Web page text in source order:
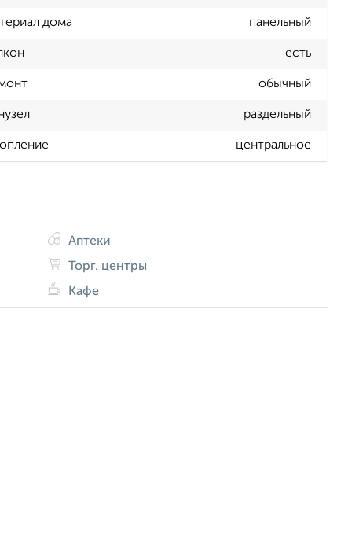
дома панельный
есть
обычный
раздельный
центральное
Аптеки
Торг. центры
Кафе